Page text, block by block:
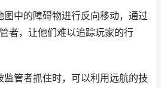
中的障碍物进行反向移动，通过
者，让他们难以追踪玩家的行
管者抓住时，可以利用远航的技